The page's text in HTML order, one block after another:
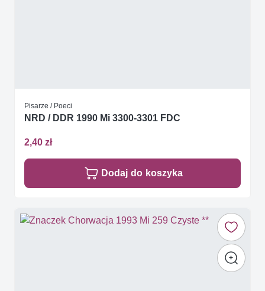
Pisarze / Poeci
NRD / DDR 1990 Mi 3300-3301 FDC
2,40 zł
Dodaj do koszyka